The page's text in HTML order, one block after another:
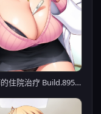
我和老师的住院治疗 Build.8955351 STEAM官方中文版【PC0818】